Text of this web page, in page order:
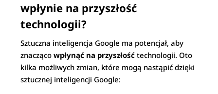
wpłynie na przyszłość
technologii?
Sztuczna inteligencja Google ma potencjał, aby
znaczącowpłynąć na przyszłość technologii. Oto
kilka możliwych zmian, które mogą nastąpić dzięki
sztucznej inteligencji Google: